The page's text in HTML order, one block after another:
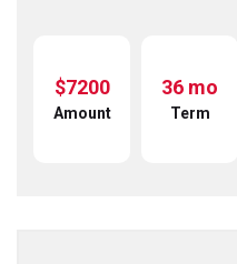
$7200
Amount
36 mo
Term